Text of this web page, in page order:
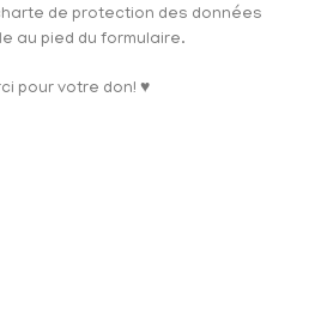
de protection des données
au pied du formulaire.
pour votre don! ♥